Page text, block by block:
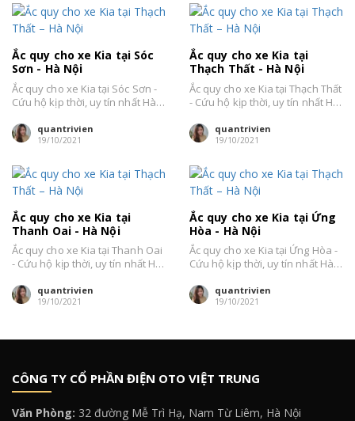
Ắc quy cho xe Kia tại Sóc
Sơn - Hà Nội
Ắc quy cho xe Kia tại Sóc Sơn -
Cứu hộ kịp thời, uy tín nhất Hà
quantrivien
19/10/2021
Ắc quy cho xe Kia tại
Thạch Thất - Hà Nội
Ắc quy cho xe Kia tại Thạch Thất
- Cứu hộ kịp thời, uy tín nhất Hà
quantrivien
19/10/2021
Ắc quy cho xe Kia tại
Thanh Oai - Hà Nội
Ắc quy cho xe Kia tại Thanh Oai
- Cứu hộ kịp thời, uy tín nhất Hà
quantrivien
19/10/2021
Ắc quy cho xe Kia tại Ứng
Hòa - Hà Nội
Ắc quy cho xe Kia tại Ứng Hòa -
Cứu hộ kịp thời, uy tín nhất Hà
quantrivien
19/10/2021
CÔNG TY CỔ PHẦN ĐIỆN OTO VIỆT TRUNG
Văn Phòng: 32 đường Mễ Trì Hạ, Nam Từ Liêm, Hà Nội